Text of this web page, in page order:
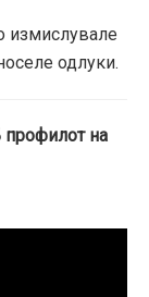
измислувале
одлуки.
профилот на